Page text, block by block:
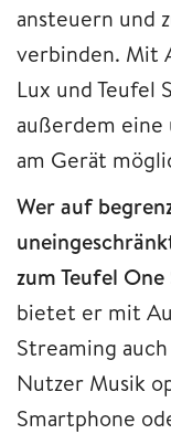
ansteuern und
verbinden. Mit
Lux und Teufel
außerdem
am Gerät
Wer auf
zum Teufel
bietet er mit
Streaming
Nutzer Musik
Smartphone